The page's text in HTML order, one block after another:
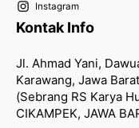
Instagram
Kontak Info
Jl. Ahmad Yani,
Karawang, Jawa
(Sebrang RS Karya
CIKAMPEK, JAWA